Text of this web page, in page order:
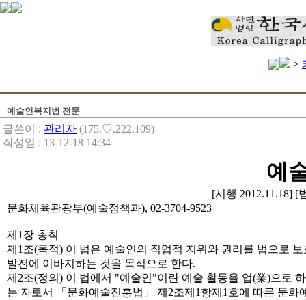
>
예술인복지법 전문
글쓴이 : 관리자 (175.♡.222.109)
작성일 : 13-12-18 14:34
예
[시행 2012.11.18] [
문화체육관광부(예술정책과), 02-3704-9523
제1장 총칙
제1조(목적) 이 법은 예술인의 직업적 지위와 권리를 법으로
발전에 이바지하는 것을 목적으로 한다.
제2조(정의) 이 법에서 "예술인"이란 예술 활동을 업(業)으로
는 자로서 「문화예술진흥법」 제2조제1항제1호에 따른 문